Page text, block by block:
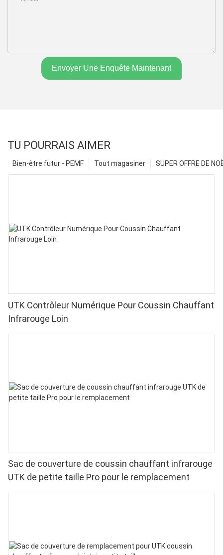
Envoyer Une Enquête Maintenant
TU POURRAIS AIMER
SUPER OFFRE DE
Tout magasiner
Bien-être futur - PEMF
UTK Contrôleur Numérique Pour Coussin Chauffant
Infrarouge Loin
Sac de couverture de coussin chauffant infrarouge
UTK de petite taille Pro pour le remplacement